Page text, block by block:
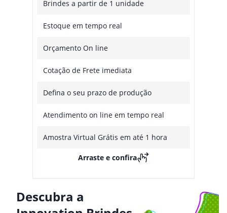
Brindes a partir de 1 unidade
Estoque em tempo real
Orçamento On line
Cotação de Frete imediata
Defina o seu prazo de produção
Atendimento on line em tempo real
Amostra Virtual Grátis em até 1 hora
Arraste e confira
Descubra a